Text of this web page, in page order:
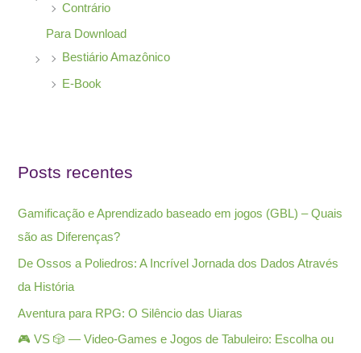
Contrário
Para Download
Bestiário Amazônico
E-Book
Posts recentes
Gamificação e Aprendizado baseado em jogos (GBL) – Quais
são as Diferenças?
De Ossos a Poliedros: A Incrível Jornada dos Dados Através
da História
Aventura para RPG: O Silêncio das Uiaras
🎮 VS 🎲 — Video-Games e Jogos de Tabuleiro: Escolha ou